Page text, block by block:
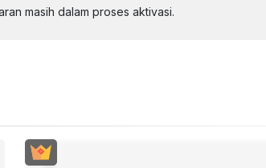
masih dalam proses aktivasi.